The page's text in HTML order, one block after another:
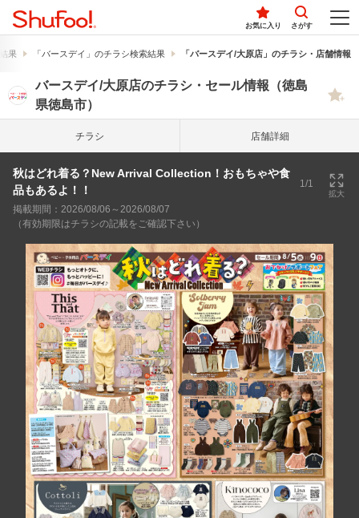
お気に入り さがす
果 「バースデイ」のチラシ検索結果 「バースデイ/大原店」のチラシ・店舗情報
バースデイ/大原店のチラシ・セール情報（徳島
県徳島市）
チラシ 店舗詳細
秋はどれ着る？New Arrival Collection！おもちゃや食
品もあるよ！！
1/1
拡大
掲載期間：2026/08/06～2026/08/07
（有効期限はチラシの記載をご確認下さい）